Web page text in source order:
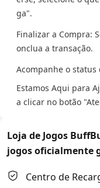
ga".
Finalizar a Compra:
onclua a transação.
Acompanhe o
Estamos Aqui para
a clicar no botão
Loja de Jogos
jogos oficialmente
Centro de